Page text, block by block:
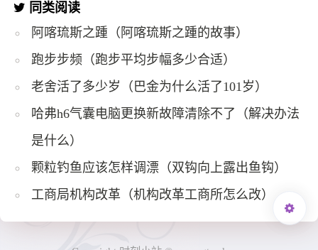
同类阅读
阿喀琉斯之踵（阿喀琉斯之踵的故事）
跑步步频（跑步平均步幅多少合适）
老舍活了多少岁（巴金为什么活了101岁）
哈弗h6气囊电脑更换新故障清除不了（解决办法
是什么）
颗粒钓鱼应该怎样调漂（双钩向上露出鱼钩）
工商局机构改革（机构改革工商所怎么改）